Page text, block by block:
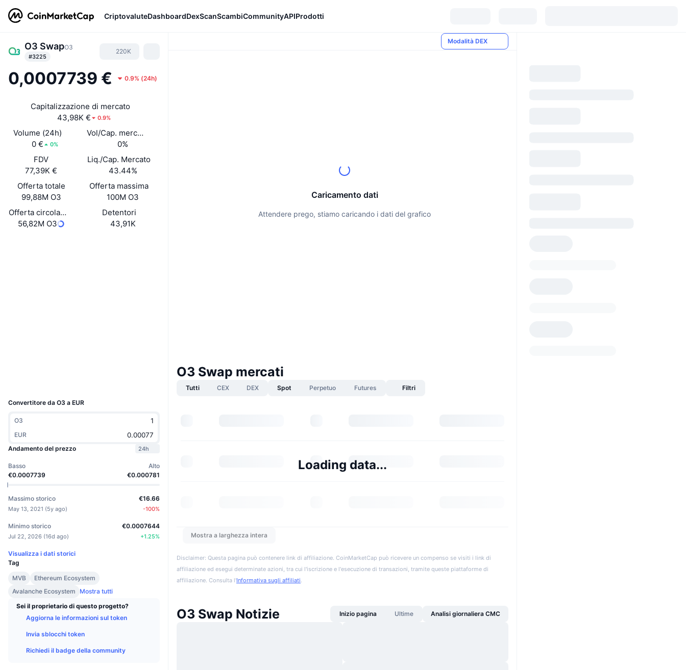
CriptovaluteDashboardDexScanScambiCommunityAPIProdotti
O3 SwapO3
#3225
220K
0,0007739 € 0.9% (24h)
Capitalizzazione di mercato
43,98K €
0.9%
Volume (24h)
0 €
0%
Vol/Cap. mercato (24h)
0%
FDV
77,39K €
Liq./Cap. Mercato
43.44%
Offerta totale
99,88M O3
Offerta massima
100M O3
Offerta circolante
56,82M O3
Detentori
43,91K
Convertitore da O3 a EUR
O3
EUR
Andamento del prezzo
24h
Basso
€0.0007739
Alto
€0.000781
Massimo storico
May 13, 2021 (5y ago)
€16.66
-100%
Minimo storico
Jul 22, 2026 (16d ago)
€0.0007644
+1.25%
Visualizza i dati storici
Tag
MVB
Ethereum Ecosystem
Avalanche Ecosystem
Mostra tutti
Sei il proprietario di questo progetto?
Aggiorna le informazioni sul token
Invia sblocchi token
Richiedi il badge della community
Modalità DEX
Caricamento dati
Attendere prego, stiamo caricando i dati del grafico
O3 Swap mercati
Tutti CEX DEX Spot Perpetuo Futures Filtri
Loading data...
Mostra a larghezza intera
Disclaimer: Questa pagina può contenere link di affiliazione. CoinMarketCap può ricevere un compenso se visiti i link di
affiliazione ed esegui determinate azioni, tra cui l'iscrizione e l'esecuzione di transazioni, tramite queste piattaforme di
affiliazione. Consulta l'Informativa sugli affiliati.
O3 Swap Notizie Inizio pagina Ultime Analisi giornaliera CMC